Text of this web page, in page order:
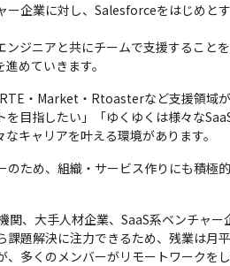
企業に対し、Salesforceをはじめと
ジニアと共にチームで支援すること
めていきます。
・Market・Rtoasterなど支援領域
を目指したい」「ゆくゆくは様々な
キャリアを叶える環境があります。
ため、組織・サービス作りにも積極
関、大手人材企業、SaaS系ベンチャ
題解決に注力できるため、残業は月
多くのメンバーがリモートワークをし